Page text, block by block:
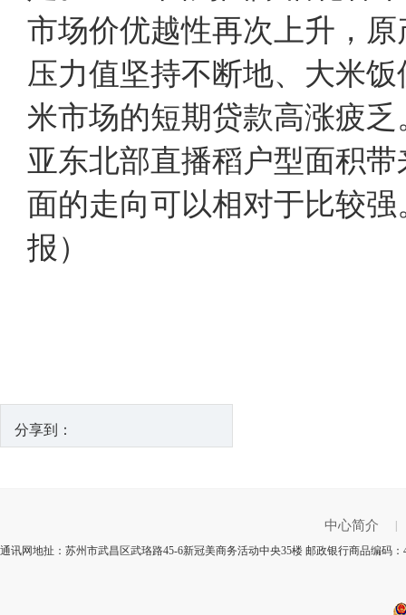
市场价优越性再次上升，
压力值坚持不断地、大米
米市场的短期贷款高涨疲
亚东北部直播稻户型面积
面的走向可以相对于比较
报）
分享到：
中心简介
通讯网地扯：苏州市武昌区武珞路45-6新冠美商务活动中央35楼 邮政银行商品编码